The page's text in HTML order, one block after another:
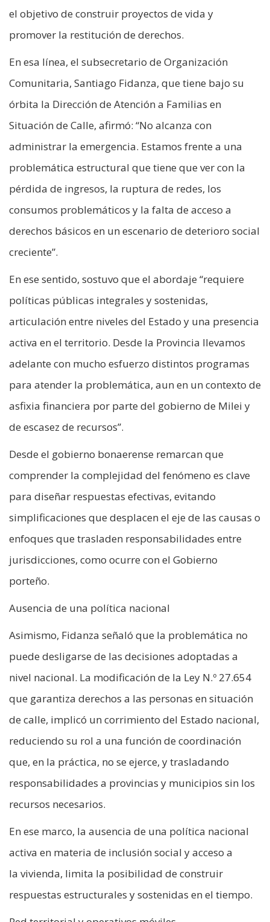
el objetivo de construir proyectos de vida y
promover la restitución de derechos.
En esa línea, el subsecretario de Organización
Comunitaria, Santiago Fidanza, que tiene bajo su
órbita la Dirección de Atención a Familias en
Situación de Calle, afirmó: “No alcanza con
administrar la emergencia. Estamos frente a una
problemática estructural que tiene que ver con la
pérdida de ingresos, la ruptura de redes, los
consumos problemáticos y la falta de acceso a
derechos básicos en un escenario de deterioro social
creciente”.
En ese sentido, sostuvo que el abordaje “requiere
políticas públicas integrales y sostenidas,
articulación entre niveles del Estado y una presencia
activa en el territorio. Desde la Provincia llevamos
adelante con mucho esfuerzo distintos programas
para atender la problemática, aun en un contexto de
asfixia financiera por parte del gobierno de Milei y
de escasez de recursos”.
Desde el gobierno bonaerense remarcan que
comprender la complejidad del fenómeno es clave
para diseñar respuestas efectivas, evitando
simplificaciones que desplacen el eje de las causas o
enfoques que trasladen responsabilidades entre
jurisdicciones, como ocurre con el Gobierno
porteño.
Ausencia de una política nacional
Asimismo, Fidanza señaló que la problemática no
puede desligarse de las decisiones adoptadas a
nivel nacional. La modificación de la Ley N.º 27.654
que garantiza derechos a las personas en situación
de calle, implicó un corrimiento del Estado nacional,
reduciendo su rol a una función de coordinación
que, en la práctica, no se ejerce, y trasladando
responsabilidades a provincias y municipios sin los
recursos necesarios.
En ese marco, la ausencia de una política nacional
activa en materia de inclusión social y acceso a
la vivienda, limita la posibilidad de construir
respuestas estructurales y sostenidas en el tiempo.